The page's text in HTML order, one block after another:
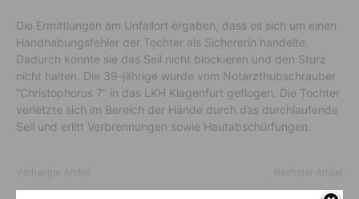
Die Ermittlungen am Unfallort ergaben, dass es sich um einen
Handhabungsfehler der Tochter als Sichererin handelte.
Dadurch konnte sie das Seil nicht blockieren und den Sturz
nicht halten. Die 39-jährige wurde vom Notarzthubschrauber
“Christophorus 7” in das LKH Klagenfurt geflogen. Die Tochter
verletzte sich im Bereich der Hände durch das durchlaufende
Seil und erlitt Verbrennungen sowie Hautabschürfungen.
Verpflichtender Führerschein-
WACHSTUM im Fokus der